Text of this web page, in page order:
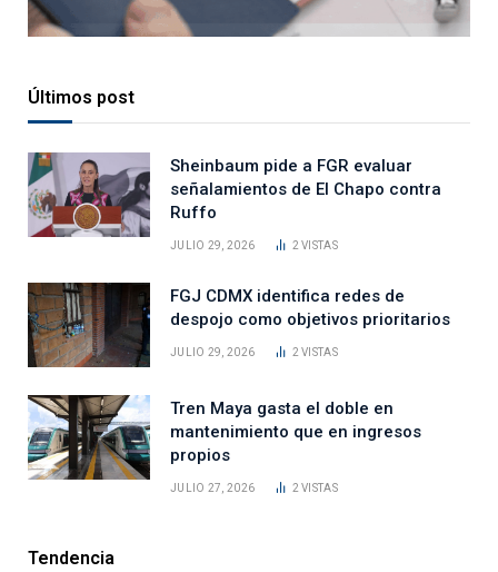
Últimos post
Sheinbaum pide a FGR evaluar
señalamientos de El Chapo contra
Ruffo
JULIO 29, 2026 2VISTAS
FGJ CDMX identifica redes de
despojo como objetivos prioritarios
JULIO 29, 2026 2VISTAS
Tren Maya gasta el doble en
mantenimiento que en ingresos
propios
JULIO 27, 2026 2VISTAS
Tendencia